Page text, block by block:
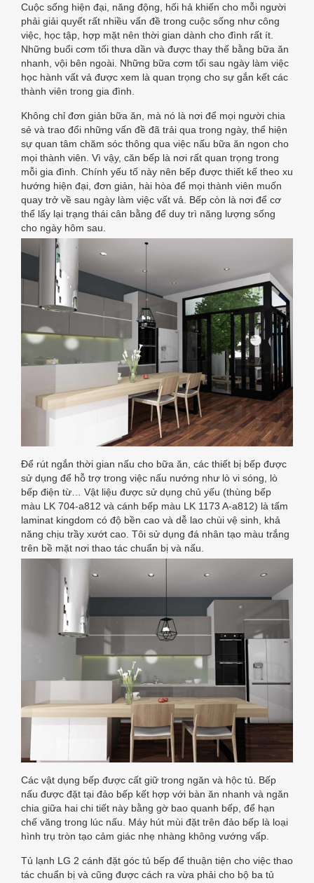
Cuộc sống hiện đại, năng động, hối hả khiến cho mỗi người
phải giải quyết rất nhiều vấn đề trong cuộc sống như công
việc, học tập, hợp mặt nên thời gian dành cho đình rất ít.
Những buổi cơm tối thưa dần và được thay thế bằng bữa ăn
nhanh, vội bên ngoài. Những bữa cơm tối sau ngày làm việc
học hành vất vả được xem là quan trọng cho sự gắn kết các
thành viên trong gia đình.
Không chỉ đơn giản bữa ăn, mà nó là nơi để mọi người chia
sẻ và trao đổi những vấn đề đã trải qua trong ngày, thể hiện
sự quan tâm chăm sóc thông qua việc nấu bữa ăn ngon cho
mọi thành viên. Vì vậy, căn bếp là nơi rất quan trọng trong
mỗi gia đình. Chính yếu tố này nên bếp được thiết kế theo xu
hướng hiện đại, đơn giản, hài hòa để mọi thành viên muốn
quay trở về sau ngày làm việc vất vả. Bếp còn là nơi để cơ
thể lấy lại trạng thái cân bằng để duy trì năng lượng sống
cho ngày hôm sau.
Để rút ngắn thời gian nấu cho bữa ăn, các thiết bị bếp được
sử dụng để hỗ trợ trong việc nấu nướng như lò vi sóng, lò
bếp điện từ… Vật liệu được sử dụng chủ yếu (thùng bếp
màu LK 704-a812 và cánh bếp màu LK 1173 A-a812) là tấm
laminat kingdom có độ bền cao và dễ lao chùi vệ sinh, khả
năng chịu trầy xướt cao. Tôi sử dụng đá nhân tạo màu trắng
trên bề mặt nơi thao tác chuẩn bị và nấu.
Các vật dụng bếp được cất giữ trong ngăn và hộc tủ. Bếp
nấu được đặt tại đảo bếp kết hợp với bàn ăn nhanh và ngăn
chia giữa hai chi tiết này bằng gờ bao quanh bếp, để hạn
chế văng trong lúc nấu. Máy hút mùi đặt trên đảo bếp là loại
hình trụ tròn tạo cảm giác nhẹ nhàng không vướng vấp.
Tủ lạnh LG 2 cánh đặt góc tủ bếp để thuận tiện cho việc thao
tác chuẩn bị và cũng được cách ra vừa phải cho bộ ba tủ